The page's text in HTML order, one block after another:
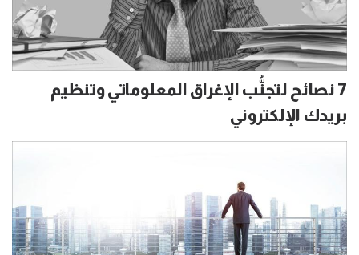
7 نصائح لتجنُّب الإغراق المعلوماتي وتنظيم
بريدك الإلكتروني